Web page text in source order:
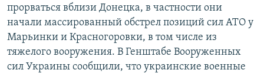
прорваться вблизи Донецка, в частности они
начали массированный обстрел позиций сил АТО у
Марьинки и Красногоровки, в том числе из
тяжелого вооружения. В Генштабе Вооруженных
сил Украины сообщили, что украинские военные